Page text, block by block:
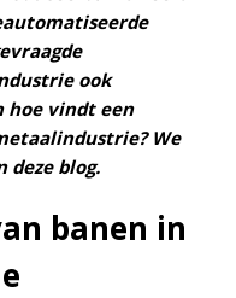
ook
hoe vindt een
We
deze blog.
banen in